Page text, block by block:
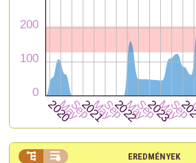
EREDMÉNYEK
 